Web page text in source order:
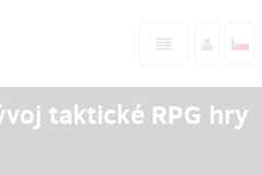
taktické RPG hry